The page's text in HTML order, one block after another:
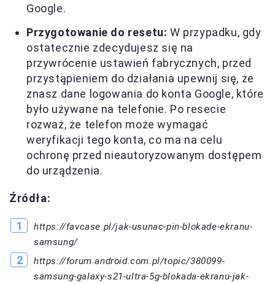
Google.
Przygotowanie do resetu: W przypadku, gdy
ostatecznie zdecydujesz się na
przywrócenie ustawień fabrycznych, przed
przystąpieniem do działania upewnij się, że
znasz dane logowania do konta Google, które
było używane na telefonie. Po resecie
rozważ, że telefon może wymagać
weryfikacji tego konta, co ma na celu
ochronę przed nieautoryzowanym dostępem
do urządzenia.
Źródła:
https://favcase.pl/jak-usunac-pin-blokade-ekranu-
samsung/
https://forum.android.com.pl/topic/380099-
samsung-galaxy-s21-ultra-5g-blokada-ekranu-jak-